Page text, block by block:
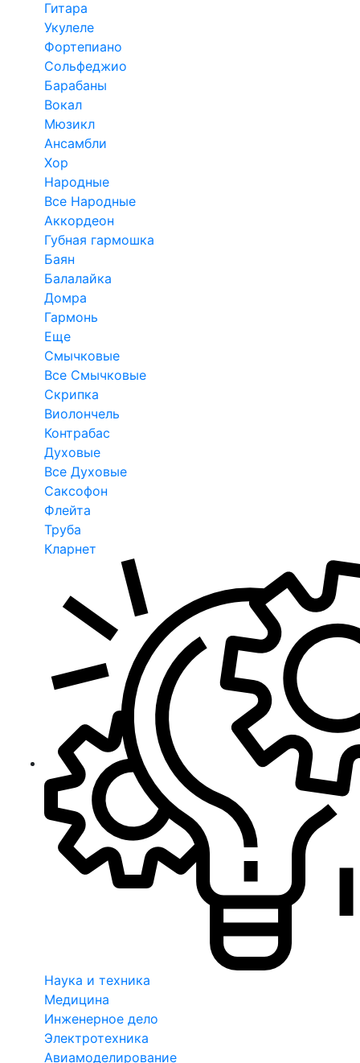
Гитара
Укулеле
Фортепиано
Сольфеджио
Барабаны
Вокал
Мюзикл
Ансамбли
Хор
Народные
Все Народные
Аккордеон
Губная гармошка
Баян
Балалайка
Домра
Гармонь
Еще
Смычковые
Все Смычковые
Скрипка
Виолончель
Контрабас
Духовые
Все Духовые
Саксофон
Флейта
Труба
Кларнет
Наука и техника
Медицина
Инженерное дело
Электротехника
Авиамоделирование